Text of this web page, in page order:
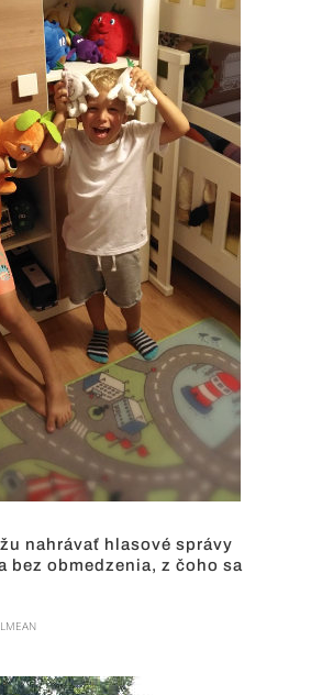
nahrávať hlasové správy
bez obmedzenia, z čoho sa